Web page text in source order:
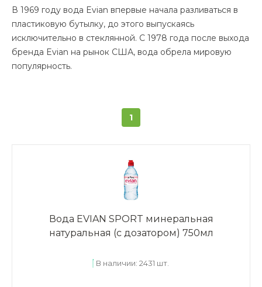
В 1969 году вода Evian впервые начала разливаться в
пластиковую бутылку, до этого выпускаясь
исключительно в стеклянной. С 1978 года после выхода
бренда Evian на рынок США, вода обрела мировую
популярность.
1
Вода EVIAN SPORT минеральная
натуральная (с дозатором) 750мл
В наличии: 2431 шт.